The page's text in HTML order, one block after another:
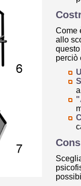
Come
allo
perciò